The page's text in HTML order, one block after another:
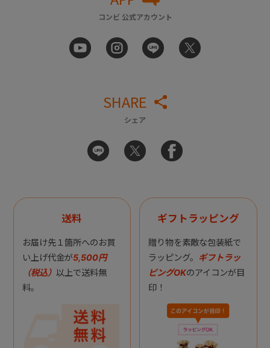
コンビ 公式アカウント
SHARE
シェア
送料
お届け先１箇所へのお買
い上げ代金が5,500円
（税込） 以上で送料無
料。
ギフトラッピング
贈り物を素敵な包装紙で
ラッピング。 ギフトラッ
ピングOKのアイコンが目
印！